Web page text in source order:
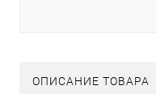
ОПИСАНИЕ ТОВАРА